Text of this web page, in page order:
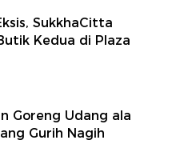
SukkhaCitta
Kedua di Plaza
Goreng Udang ala
Gurih Nagih